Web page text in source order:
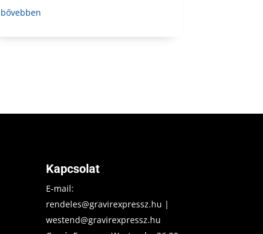
bővebben
Kapcsolat
E-mail:
rendeles@gravirexpressz.hu |
westend@gravirexpressz.hu